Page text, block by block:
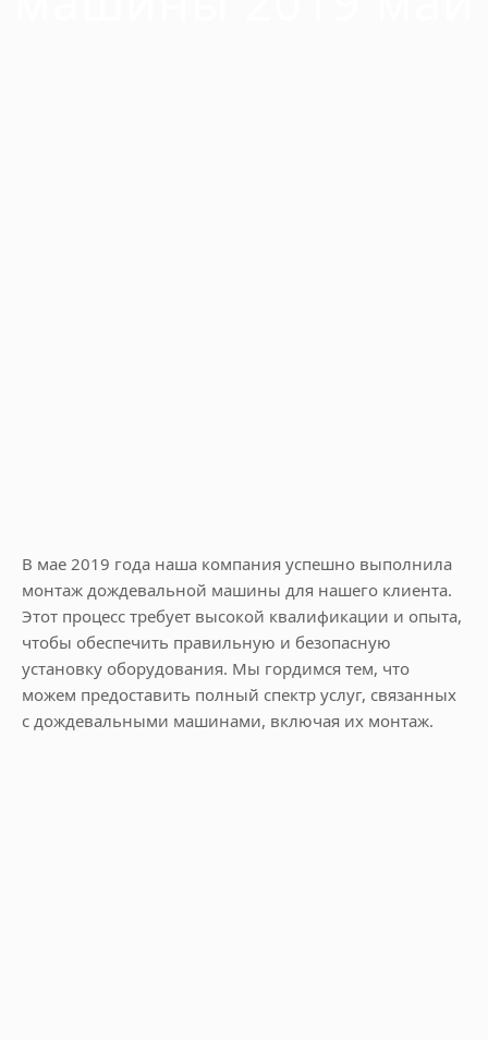
В мае 2019 года наша компания успешно выполнила
монтаж дождевальной машины для нашего клиента.
Этот процесс требует высокой квалификации и опыта,
чтобы обеспечить правильную и безопасную
установку оборудования. Мы гордимся тем, что
можем предоставить полный спектр услуг, связанных
с дождевальными машинами, включая их монтаж.